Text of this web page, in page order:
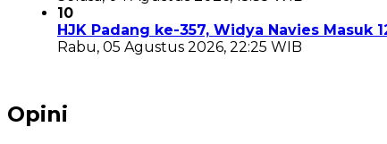
10
HJK Padang ke-357, Widya Navies Masuk
Rabu, 05 Agustus 2026, 22:25 WIB
Opini